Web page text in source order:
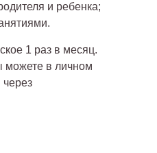
и ребенка;
1 раз в месяц.
можете в личном
через